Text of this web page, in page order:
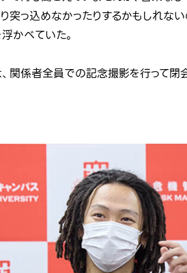
突っ込めなかったりするかもしれな
かべていた。
関係者全員での記念撮影を行って閉